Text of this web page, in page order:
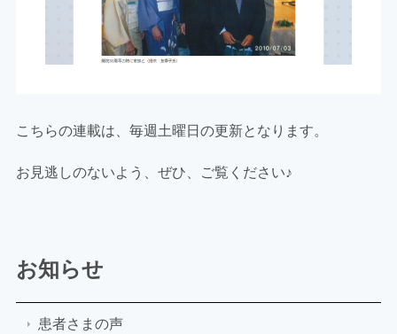
こちらの連載は、毎週土曜日の更新となります。
お見逃しのないよう、ぜひ、ご覧ください♪
お知らせ
患者さまの声